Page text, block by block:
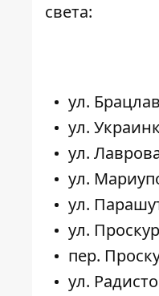
света:
ул.
ул.
ул.
ул.
ул.
ул.
пер.
ул.